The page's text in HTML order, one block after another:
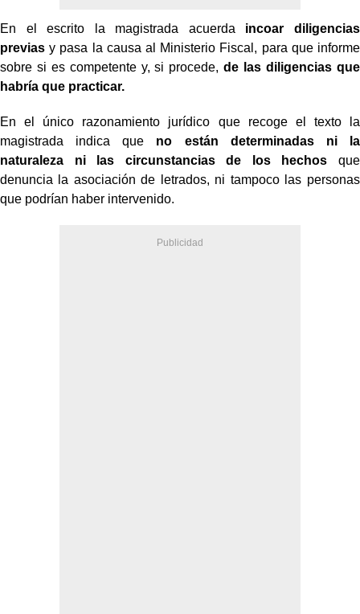
En el escrito la magistrada acuerda incoar diligencias
previas y pasa la causa al Ministerio Fiscal, para que informe
sobre si es competente y, si procede,de las diligencias que
habría que practicar.
En el único razonamiento jurídico que recoge el texto la
magistrada indica que no están determinadas ni la
naturaleza ni las circunstancias de los hechos que
denuncia la asociación de letrados, ni tampoco las personas
que podrían haber intervenido.